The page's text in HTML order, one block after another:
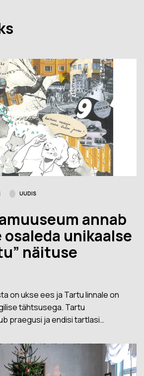
UUDIS
annab
unikaalse
näituse
on ukse ees ja Tartu linnale on
tähtsusega. Tartu
praegusi ja endisi tartlasi…